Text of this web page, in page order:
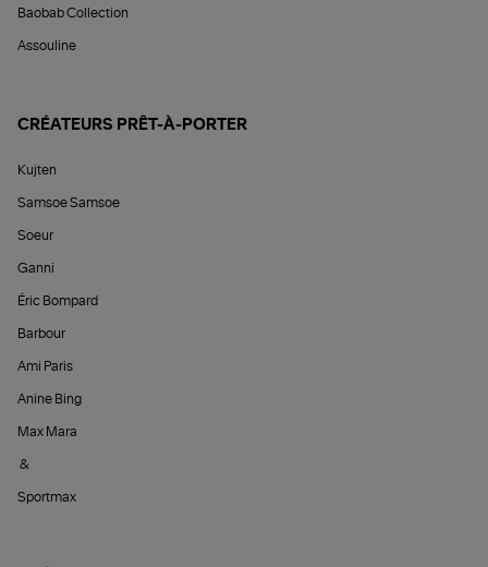
Baobab Collection
Assouline
CRÉATEURS PRÊT-À-PORTER
Kujten
Samsoe Samsoe
Soeur
Ganni
Éric Bompard
Barbour
Ami Paris
Anine Bing
Max Mara
&
Sportmax